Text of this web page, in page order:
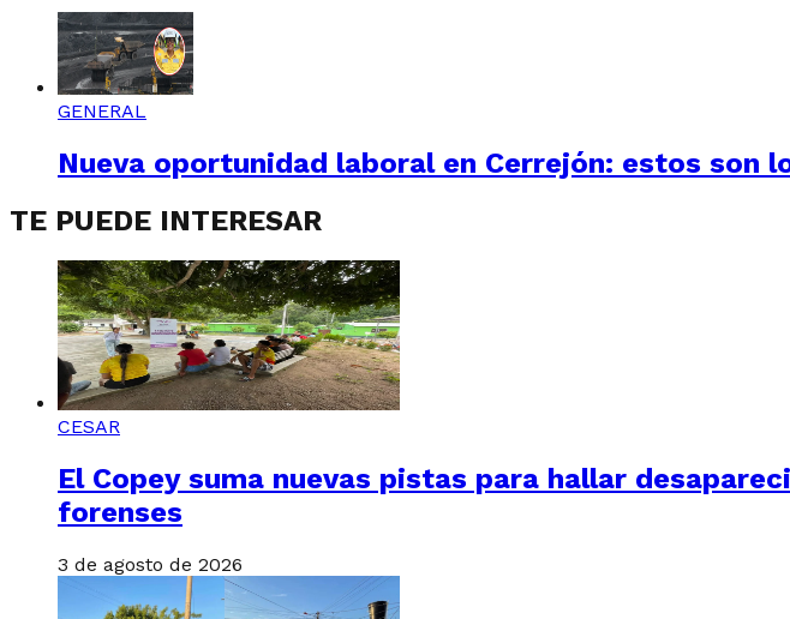
GENERAL
Nueva oportunidad laboral en Cerrejón: estos son
TE PUEDE INTERESAR
CESAR
El Copey suma nuevas pistas para hallar
forenses
3 de agosto de 2026